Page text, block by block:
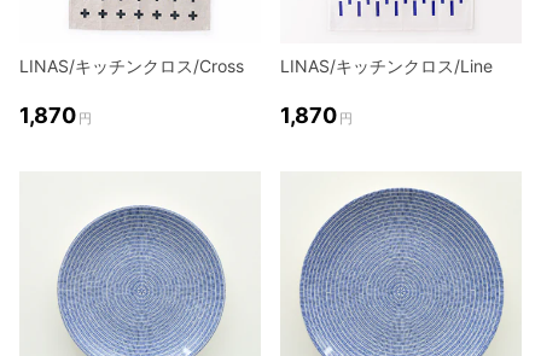
LINAS/キッチンクロス/Cross
1,870 円
LINAS/キッチンクロス/Line
1,870 円